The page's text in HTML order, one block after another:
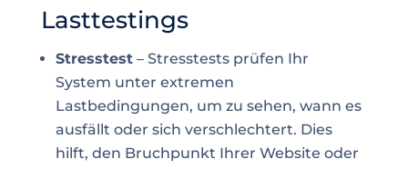
Lasttestings
Stresstest– Stresstests prüfen Ihr
System unter extremen
Lastbedingungen, um zu sehen, wann es
ausfällt oder sich verschlechtert. Dies
hilft, den Bruchpunkt Ihrer Website oder